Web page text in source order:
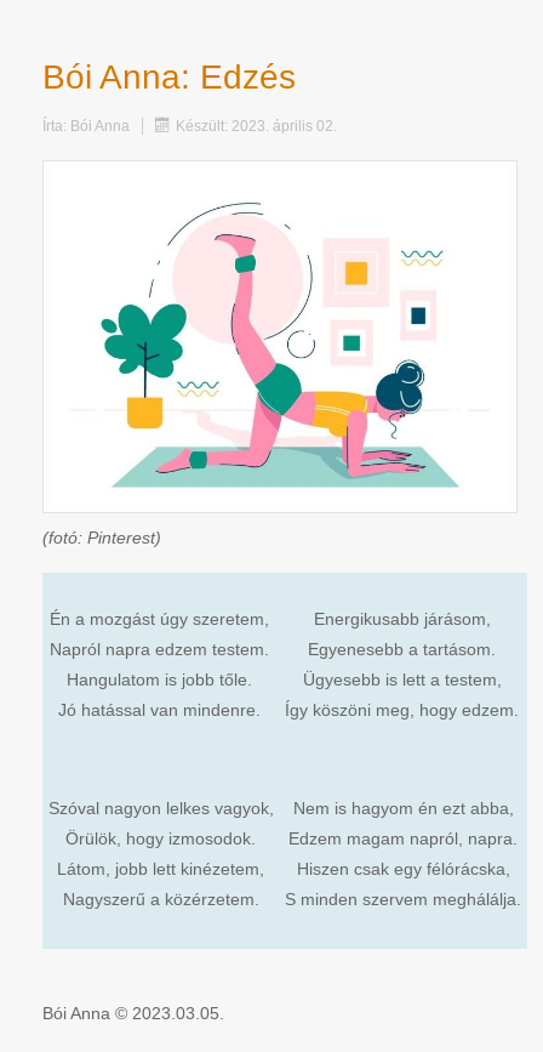
Bói Anna: Edzés
Írta: Bói Anna Készült: 2023. április 02.
(fotó: Pinterest)
Én a mozgást úgy szeretem,
Napról napra edzem testem.
Hangulatom is jobb tőle.
Jó hatással van mindenre.
Energikusabb járásom,
Egyenesebb a tartásom.
Ügyesebb is lett a testem,
Így köszöni meg, hogy edzem.
Szóval nagyon lelkes vagyok,
Örülök, hogy izmosodok.
Látom, jobb lett kinézetem,
Nagyszerű a közérzetem.
Nem is hagyom én ezt abba,
Edzem magam napról, napra.
Hiszen csak egy félórácska,
S minden szervem meghálálja.
Bói Anna © 2023.03.05.